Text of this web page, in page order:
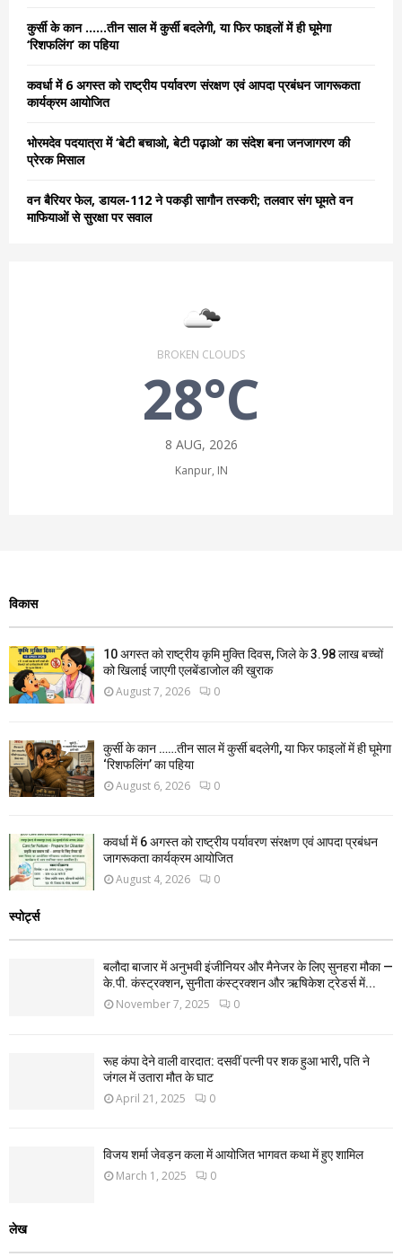
कुर्सी के कान ……तीन साल में कुर्सी बदलेगी, या फिर फाइलों में ही घूमेगा
‘रिशफलिंग’ का पहिया
कवर्धा में 6 अगस्त को राष्ट्रीय पर्यावरण संरक्षण एवं आपदा प्रबंधन जागरूकता
कार्यक्रम आयोजित
भोरमदेव पदयात्रा में ‘बेटी बचाओ, बेटी पढ़ाओ’ का संदेश बना जनजागरण की
प्रेरक मिसाल
वन बैरियर फेल, डायल-112 ने पकड़ी सागौन तस्करी; तलवार संग घूमते वन
माफियाओं से सुरक्षा पर सवाल
BROKEN CLOUDS
28°C
8 AUG, 2026
Kanpur, IN
विकास
10 अगस्त को राष्ट्रीय कृमि मुक्ति दिवस, जिले के 3.98 लाख बच्चों
को खिलाई जाएगी एलबेंडाजोल की खुराक
August 7, 2026 0
कुर्सी के कान ……तीन साल में कुर्सी बदलेगी, या फिर फाइलों में ही घूमेगा
‘रिशफलिंग’ का पहिया
August 6, 2026 0
कवर्धा में 6 अगस्त को राष्ट्रीय पर्यावरण संरक्षण एवं आपदा प्रबंधन
जागरूकता कार्यक्रम आयोजित
August 4, 2026 0
स्पोर्ट्स
बलौदा बाजार में अनुभवी इंजीनियर और मैनेजर के लिए सुनहरा मौका —
के.पी. कंस्ट्रक्शन, सुनीता कंस्ट्रक्शन और ऋषिकेश ट्रेडर्स में...
November 7, 2025 0
रूह कंपा देने वाली वारदात: दसवीं पत्नी पर शक हुआ भारी, पति ने
जंगल में उतारा मौत के घाट
April 21, 2025 0
विजय शर्मा जेवड़न कला में आयोजित भागवत कथा में हुए शामिल
March 1, 2025 0
लेख